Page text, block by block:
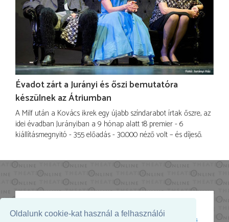
Oldalunk cookie-kat használ a felhasználói
Évadot zárt a Jurányi és őszi bemutatóra
készülnek az Átriumban
A Milf után a Kovács ikrek egy újabb színdarabot írtak őszre, az
idei évadban Jurányiban a 9 hónap alatt 18 premier - 6
kiállításmegnyitó - 355 előadás - 30.000 néző volt – és díjeső.